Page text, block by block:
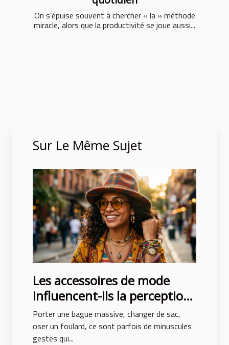
On s’épuise souvent à chercher « la » méthode
miracle, alors que la productivité se joue aussi...
Sur Le Même Sujet
Les accessoires de mode
influencent-ils la perception
de soi ?
Porter une bague massive, changer de sac,
oser un foulard, ce sont parfois de minuscules
gestes qui...